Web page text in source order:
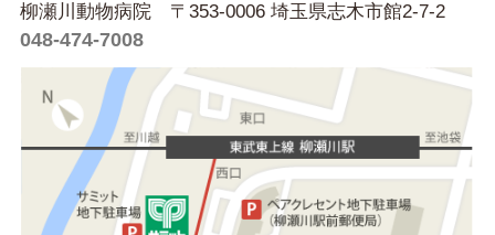
柳瀬川動物病院 〒353-0006 埼玉県志木市館2-7-2
048-474-7008